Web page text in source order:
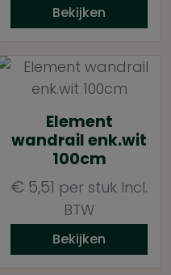
Bekijken
Element
wandrail enk.wit
100cm
€ 5,51 per stuk Incl.
BTW
Bekijken